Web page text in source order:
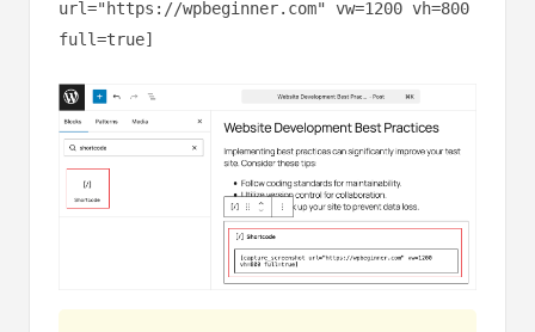
url="https://wpbeginner.com" vw=1200 vh=800
full=true]